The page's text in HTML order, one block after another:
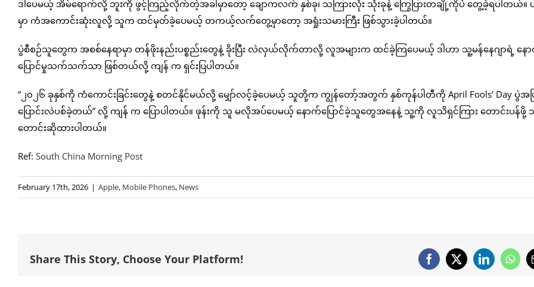
ဒါပေမယ့် အိမ်ရောက်လို့ ဘူးကို ဖွင့်ကြည့်လိုက်တဲ့အခါမှာတော့ ချောကလက် နှစ်ခု၊ သကြားလုံး သုံးခုနဲ့ ကြွေပြားတချို့ကိုပဲ တွေ့ခဲ့ရပါတယ်။
မှာ ကံအကောင်းဆုံးလူလို့ သူက ထင်မှတ်ခဲ့ပေမယ့် တကယ့်လက်တွေ့မှာတော့ အရှုံးသမားကြီး ဖြစ်သွားခဲ့ပါတယ်။
ပွဲစီစဉ်သူတွေက အစစ်နေရာမှာ တန်ဖိုးနည်းပစ္စည်းတွေနဲ့ ခိုးပြီး လဲလှယ်လိုက်တာလို့ လူအများက ထင်ခဲ့ကြပေမယ့် ဒါဟာ သူ့မန်နေဂျာရဲ့ နေ
ပြောင်မှုသက်သက်သာ ဖြစ်တယ်လို့ ကျန် က ရှင်းပြပါတယ်။
“၂၀၂၆ ခုနှစ်ကို ကံကောင်းခြင်းတွေနဲ့ စတင်နိုင်မယ်လို့ မျှော်လင့်ခဲ့ပေမယ့် သူတို့က ကျွန်တော့်အတွက် နှစ်ကုန်ပါတီကို April Fools’ Day ပွဲအဖ
ပြောင်းလဲပစ်ခဲ့တယ်” လို့ ကျန် က ပြောပါတယ်။ ဖုန်းကို သူ မလိုအပ်ပေမယ့် နောက်ပြောင်ခဲ့သူတွေအနေနဲ့ သူ့ကို လူသိရှင်ကြား တောင်းပန်
တောင်းဆိုထားပါတယ်။
Ref: South China Morning Post
February 17th, 2026 | Apple, Mobile Phones, News
Share This Story, Choose Your Platform! Facebook
X LinkedIn